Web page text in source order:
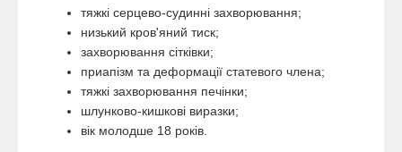
тяжкі серцево-судинні захворювання;
низький кров'яний тиск;
захворювання сітківки;
приапізм та деформації статевого члена;
тяжкі захворювання печінки;
шлунково-кишкові виразки;
вік молодше 18 років.